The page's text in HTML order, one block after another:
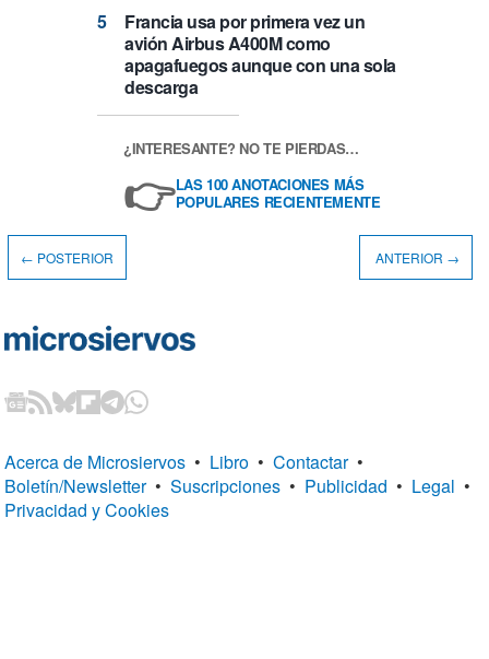
Francia usa por primera vez un
avión Airbus A400M como
apagafuegos aunque con una sola
descarga
¿INTERESANTE? NO TE PIERDAS…
👉LAS 100 ANOTACIONES MÁS
POPULARES RECIENTEMENTE
← POSTERIOR ANTERIOR →
Acerca de Microsiervos • Libro • Contactar •
Boletín/Newsletter • Suscripciones • Publicidad • Legal •
Privacidad y Cookies